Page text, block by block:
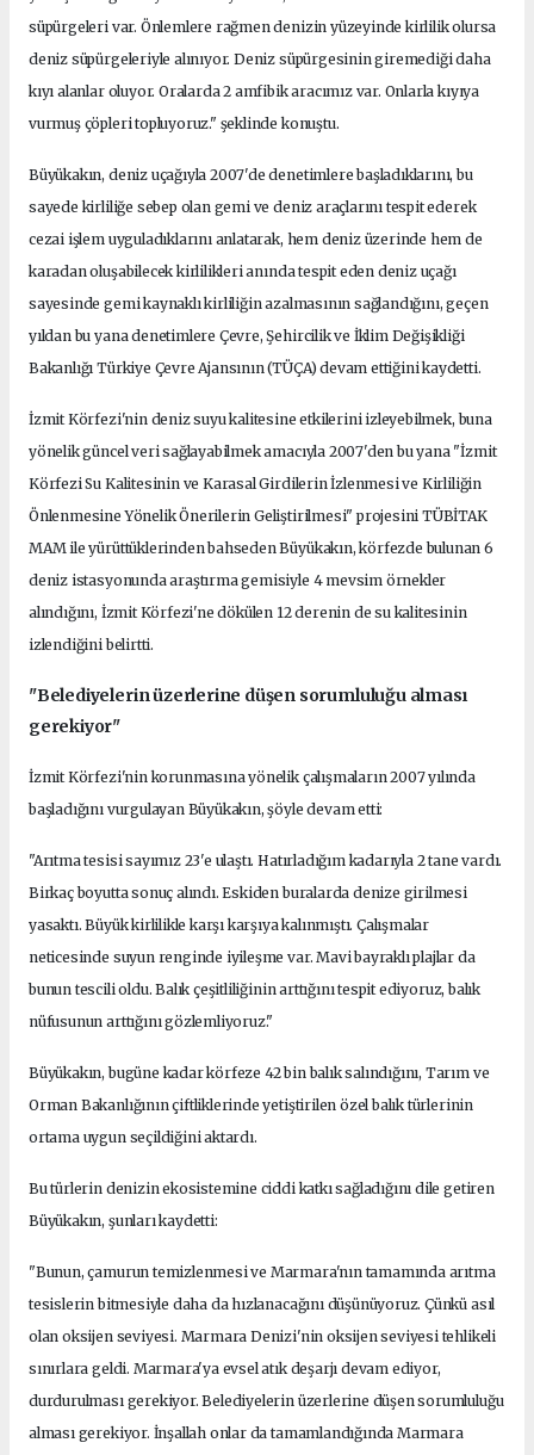
süpürgeleri var. Önlemlere rağmen denizin yüzeyinde kirlilik olursa
deniz süpürgeleriyle alınıyor. Deniz süpürgesinin giremediği daha
kıyı alanlar oluyor. Oralarda 2 amfibik aracımız var. Onlarla kıyıya
vurmuş çöpleri topluyoruz." şeklinde konuştu.
Büyükakın, deniz uçağıyla 2007'de denetimlere başladıklarını, bu
sayede kirliliğe sebep olan gemi ve deniz araçlarını tespit ederek
cezai işlem uyguladıklarını anlatarak, hem deniz üzerinde hem de
karadan oluşabilecek kirlilikleri anında tespit eden deniz uçağı
sayesinde gemi kaynaklı kirliliğin azalmasının sağlandığını, geçen
yıldan bu yana denetimlere Çevre, Şehircilik ve İklim Değişikliği
Bakanlığı Türkiye Çevre Ajansının (TÜÇA) devam ettiğini kaydetti.
İzmit Körfezi'nin deniz suyu kalitesine etkilerini izleyebilmek, buna
yönelik güncel veri sağlayabilmek amacıyla 2007'den bu yana "İzmit
Körfezi Su Kalitesinin ve Karasal Girdilerin İzlenmesi ve Kirliliğin
Önlenmesine Yönelik Önerilerin Geliştirilmesi" projesini TÜBİTAK
MAM ile yürüttüklerinden bahseden Büyükakın, körfezde bulunan 6
deniz istasyonunda araştırma gemisiyle 4 mevsim örnekler
alındığını, İzmit Körfezi'ne dökülen 12 derenin de su kalitesinin
izlendiğini belirtti.
"Belediyelerin üzerlerine düşen sorumluluğu alması
gerekiyor"
İzmit Körfezi'nin korunmasına yönelik çalışmaların 2007 yılında
başladığını vurgulayan Büyükakın, şöyle devam etti:
"Arıtma tesisi sayımız 23'e ulaştı. Hatırladığım kadarıyla 2 tane vardı.
Birkaç boyutta sonuç alındı. Eskiden buralarda denize girilmesi
yasaktı. Büyük kirlilikle karşı karşıya kalınmıştı. Çalışmalar
neticesinde suyun renginde iyileşme var. Mavi bayraklı plajlar da
bunun tescili oldu. Balık çeşitliliğinin arttığını tespit ediyoruz, balık
nüfusunun arttığını gözlemliyoruz."
Büyükakın, bugüne kadar körfeze 42 bin balık salındığını, Tarım ve
Orman Bakanlığının çiftliklerinde yetiştirilen özel balık türlerinin
ortama uygun seçildiğini aktardı.
Bu türlerin denizin ekosistemine ciddi katkı sağladığını dile getiren
Büyükakın, şunları kaydetti:
"Bunun, çamurun temizlenmesi ve Marmara'nın tamamında arıtma
tesislerin bitmesiyle daha da hızlanacağını düşünüyoruz. Çünkü asıl
olan oksijen seviyesi. Marmara Denizi'nin oksijen seviyesi tehlikeli
sınırlara geldi. Marmara'ya evsel atık deşarjı devam ediyor,
durdurulması gerekiyor. Belediyelerin üzerlerine düşen sorumluluğu
alması gerekiyor. İnşallah onlar da tamamlandığında Marmara